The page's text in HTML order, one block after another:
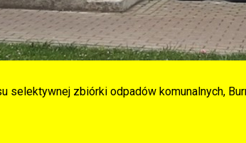
selektywnej zbiórki odpadów komunalnych,